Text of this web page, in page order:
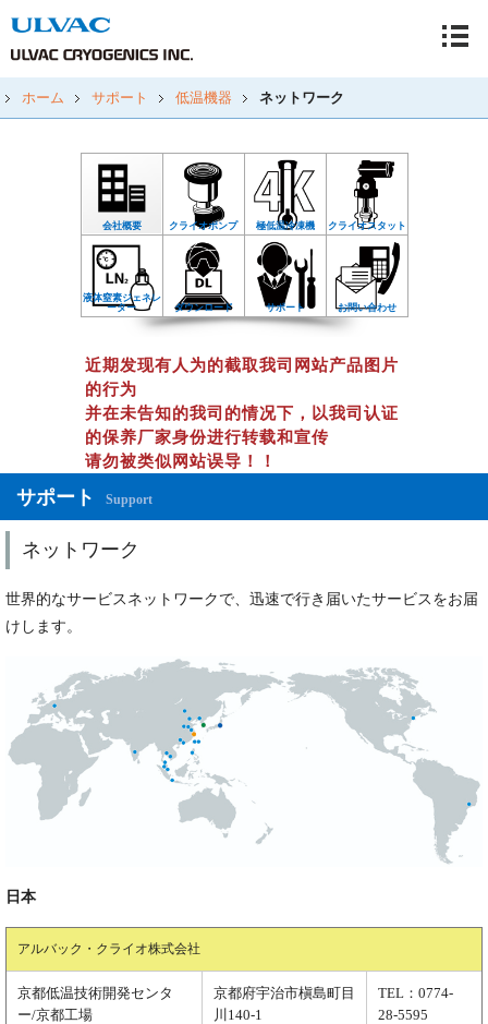
ホーム サポート 低温機器 ネットワーク
会社概要 クライオポンプ 極低温冷凍機 クライオスタット
液体窒素ジェネレ
ーター
ダウンロード サポート お問い合わせ
近期发现有人为的截取我司网站产品图片
的行为
并在未告知的我司的情况下，以我司认证
的保养厂家身份进行转载和宣传
请勿被类似网站误导！！
サポート Support
ネットワーク
世界的なサービスネットワークで、迅速で行き届いたサービスをお届
けします。
日本
アルバック・クライオ株式会社
京都低温技術開発センタ
ー/京都工場
京都府宇治市槇島町目
川140-1
TEL：0774-
28-5595